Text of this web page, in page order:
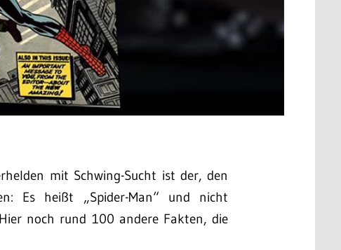
mit Schwing-Sucht ist der, den
Es heißt „Spider-Man“ und nicht
noch rund 100 andere Fakten, die